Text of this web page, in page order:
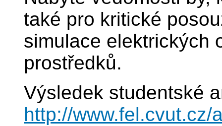
také pro kritické
simulace elektrických
prostředků.
Výsledek studentské
http://www.fel.cvut.cz/